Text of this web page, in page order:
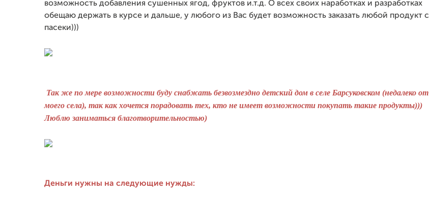
возможность добавления сушенных ягод, фруктов и.т.д. О всех своих наработках и разработках
обещаю держать в курсе и дальше, у любого из Вас будет возможность заказать любой продукт с
пасеки)))
Так же по мере возможности буду снабжать безвозмездно детский дом в селе Барсуковском (недалеко от
моего села), так как хочется порадовать тех, кто не имеет возможности покупать такие продукты)))
Люблю заниматься благотворительностью)
Деньги нужны на следующие нужды: